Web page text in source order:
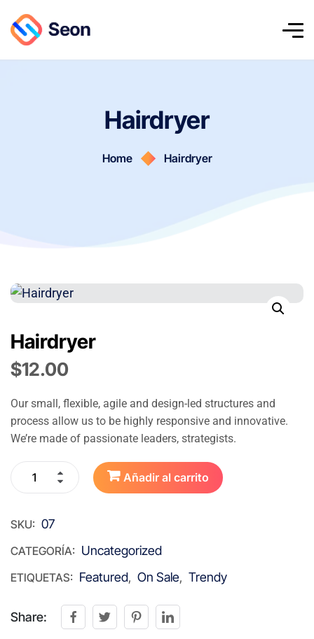
Hairdryer
Home Hairdryer
Hairdryer
$12.00
Our small, flexible, agile and design-led structures and
process allow us to be highly responsive and innovative.
We’re made of passionate leaders, strategists.
Añadir al carrito
SKU: 07
CATEGORÍA: Uncategorized
ETIQUETAS: Featured, On Sale, Trendy
Share: